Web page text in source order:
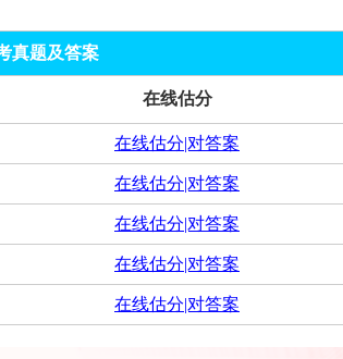
真题及答案
在线估分
在线估分|对答案
在线估分|对答案
在线估分|对答案
在线估分|对答案
在线估分|对答案